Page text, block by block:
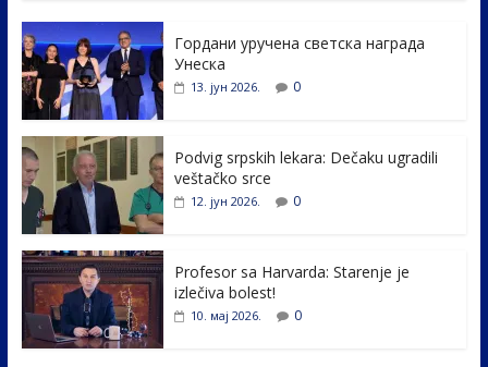
e
b
o
o
k
itt
er e
dI
e
Гордани уручена светска награда
Унеска
13. јун 2026. 0
Podvig srpskih lekara: Dečaku ugradili
veštačko srce
12. јун 2026. 0
Profesor sa Harvarda: Starenje je
izlečiva bolest!
10. мај 2026. 0